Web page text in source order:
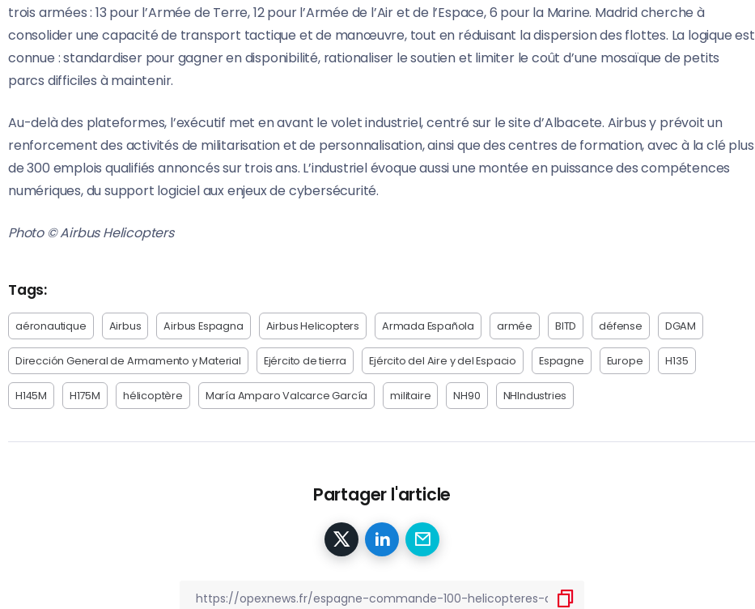
trois armées : 13 pour l’Armée de Terre, 12 pour l’Armée de l’Air et de l’Espace, 6 pour la Marine. Madrid cherche à
consolider une capacité de transport tactique et de manœuvre, tout en réduisant la dispersion des flottes. La logique est
connue : standardiser pour gagner en disponibilité, rationaliser le soutien et limiter le coût d’une mosaïque de petits
parcs difficiles à maintenir.
Au-delà des plateformes, l’exécutif met en avant le volet industriel, centré sur le site d’Albacete. Airbus y prévoit un
renforcement des activités de militarisation et de personnalisation, ainsi que des centres de formation, avec à la clé plus
de 300 emplois qualifiés annoncés sur trois ans. L’industriel évoque aussi une montée en puissance des compétences
numériques, du support logiciel aux enjeux de cybersécurité.
Photo © Airbus Helicopters
Tags:
aéronautique Airbus Airbus Espagna Airbus Helicopters Armada Española armée BITD défense DGAM
Dirección General de Armamento y Material Ejército de tierra Ejército del Aire y del Espacio Espagne Europe H135
H145M H175M hélicoptère María Amparo Valcarce García militaire NH90 NHIndustries
Partager l'article